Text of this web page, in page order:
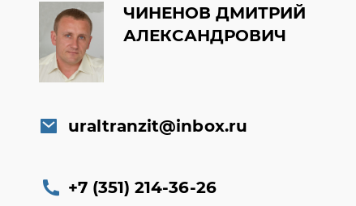
ЧИНЕНОВ ДМИТРИЙ
АЛЕКСАНДРОВИЧ
uraltranzit@inbox.ru
+7 (351) 214-36-26